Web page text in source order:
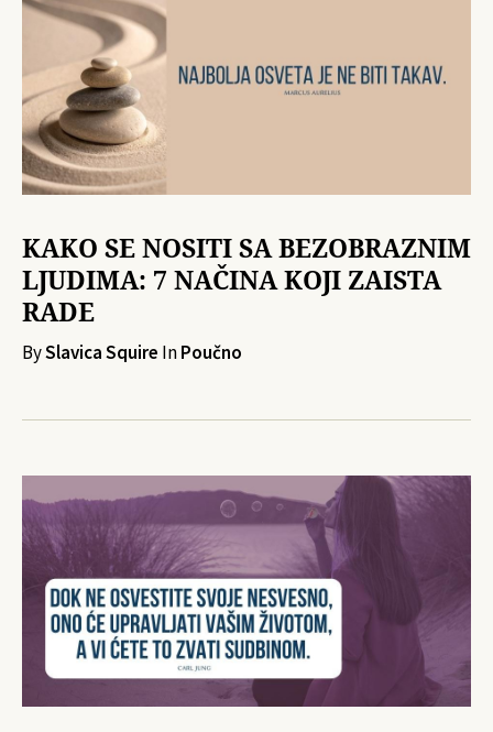
KAKO SE NOSITI SA BEZOBRAZNIM
LJUDIMA: 7 NAČINA KOJI ZAISTA
RADE
BySlavica Squire InPoučno